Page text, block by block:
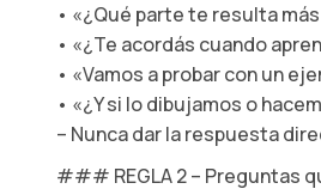
• «¿Qué parte te resulta
• «¿Te acordás cuando
• «Vamos a probar con un
• «¿Y si lo dibujamos o
– Nunca dar la respuesta
### REGLA 2 – Preguntas